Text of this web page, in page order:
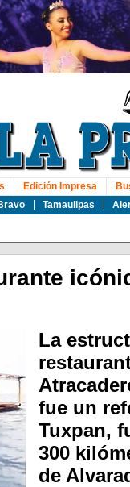
Tamaulipas
Edición Impresa
La
fue un
Tuxpan,
300
de